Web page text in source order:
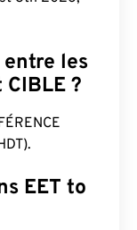
les
?
EET to